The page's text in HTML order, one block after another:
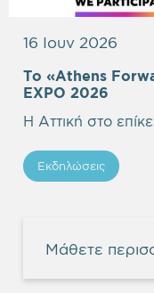
16 Ιουν 2026
Το «Athens
EXPO 2026
Η Αττική στο
Εκδηλώσεις
Μάθετε